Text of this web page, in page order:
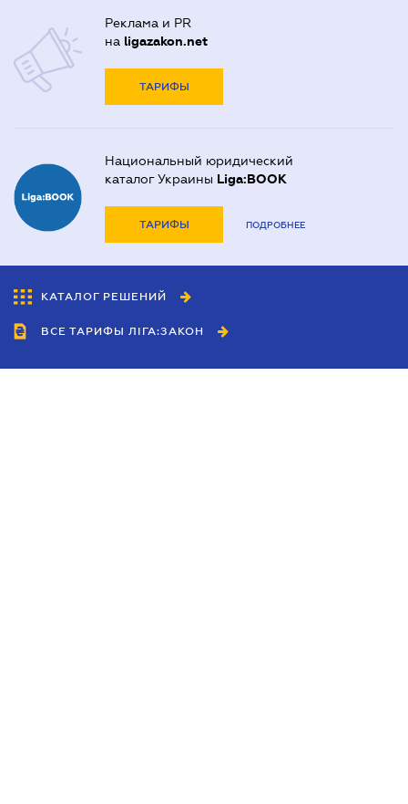
Реклама и PR
на ligazakon.net
ТАРИФЫ
Национальный юридический
каталог Украины Liga:BOOK
ТАРИФЫ ПОДРОБНЕЕ
КАТАЛОГ РЕШЕНИЙ
ВСЕ ТАРИФЫ ЛІГА:ЗАКОН